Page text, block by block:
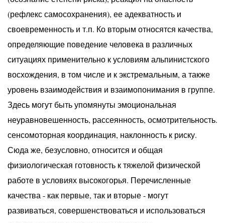
(рефлекс самосохранения), ее адекватность и
своевременность и т.п. Ко вторым относятся качества,
определяющие поведение человека в различных
ситуациях применительно к условиям альпинистского
восхождения, в том числе и к экстремальным, а также
уровень взаимодействия и взаимопонимания в группе.
Здесь могут быть упомянуты эмоциональная
неуравновешенность, рассеянность, осмотрительность.
сенсомоторная координация, наклонность к риску.
Сюда же, безусловно, относится и общая
физиологическая готовность к тяжелой физической
работе в условиях высокогорья. Перечисленные
качества - как первые, так и вторые - могут
развиваться, совершенствоваться и использоваться